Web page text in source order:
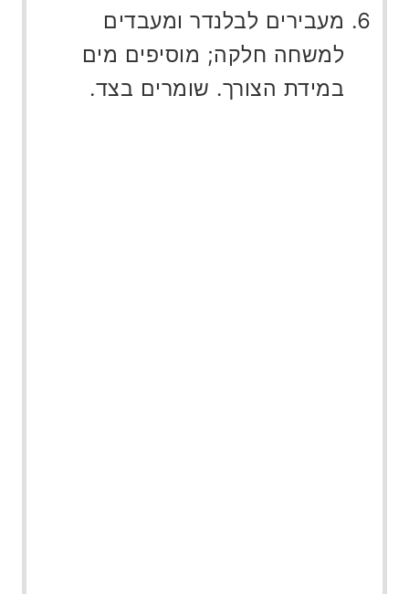
מעבירים לבלנדר ומעבדים
למשחה חלקה; מוסיפים מים
במידת הצורך. שומרים בצד.